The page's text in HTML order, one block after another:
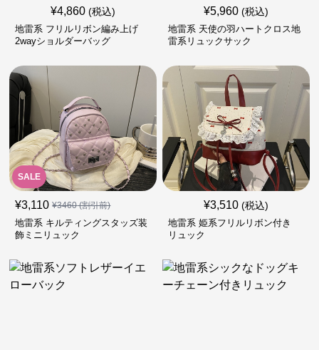
¥4,860 (税込)
地雷系 フリルリボン編み上げ
2wayショルダーバッグ
¥5,960 (税込)
地雷系 天使の羽ハートクロス地
雷系リュックサック
SALE
¥3,110 ¥3460(割引前)
地雷系 キルティングスタッズ装
飾ミニリュック
¥3,510 (税込)
地雷系 姫系フリルリボン付き
リュック